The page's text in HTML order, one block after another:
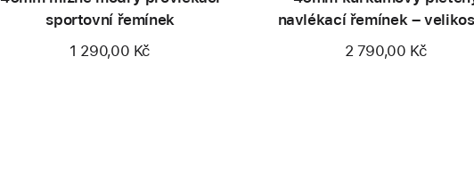
sportovní řemínek
1 290,00 Kč
navlékací řemínek –
2 790,00 Kč